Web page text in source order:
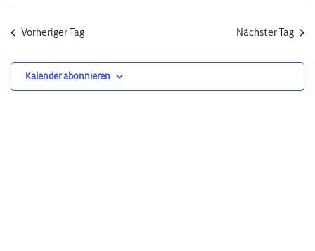
Vorheriger Tag Nächster Tag
Kalender abonnieren